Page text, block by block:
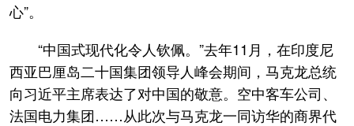
心”。
“中国式现代化令人钦佩。”去年11月，在印度尼
西亚巴厘岛二十国集团领导人峰会期间，马克龙总统
向习近平主席表达了对中国的敬意。空中客车公司、
法国电力集团……从此次与马克龙一同访华的商界代